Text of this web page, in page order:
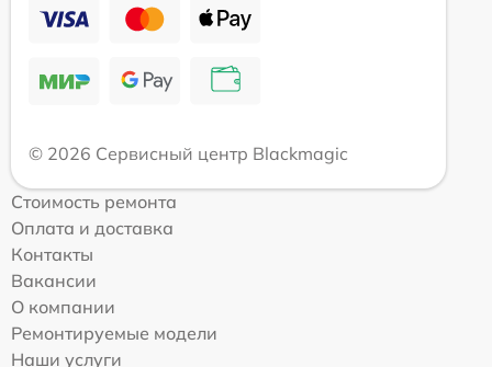
© 2026 Сервисный центр Blackmagic
Стоимость ремонта
Оплата и доставка
Контакты
Вакансии
О компании
Ремонтируемые модели
Наши услуги